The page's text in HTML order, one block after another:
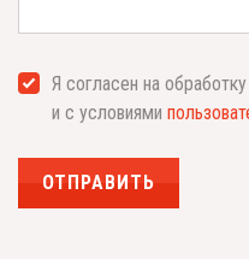
Я согласен на обработку
и с условиями
ОТПРАВИТЬ